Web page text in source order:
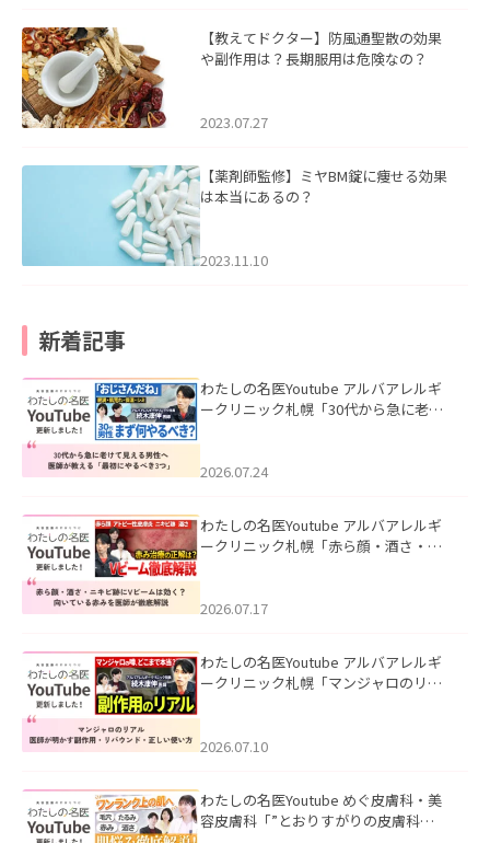
【教えてドクター】防風通聖散の効果
や副作用は？長期服用は危険なの？
2023.07.27
【薬剤師監修】ミヤBM錠に痩せる効果
は本当にあるの？
2023.11.10
新着記事
わたしの名医Youtube アルバアレルギ
ークリニック札幌「30代から急に老け
た。
2026.07.24
わたしの名医Youtube アルバアレルギ
ークリニック札幌「赤ら顔・酒さ・ニ
した。
2026.07.17
わたしの名医Youtube アルバアレルギ
ークリニック札幌「マンジャロのリア
た。
2026.07.10
わたしの名医Youtube めぐ皮膚科・美
容皮膚科「”とおりすがりの皮膚科